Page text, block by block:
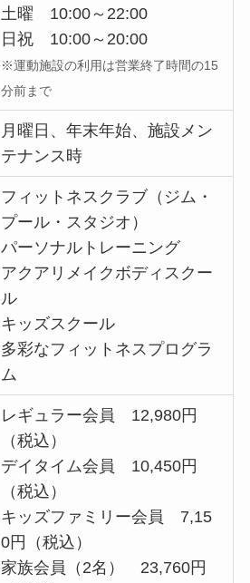
土曜 10:00～22:00
日祝 10:00～20:00
※運動施設の利用は営業終了時間の15
分前まで
月曜日、年末年始、施設メン
テナンス時
フィットネスクラブ（ジム・
プール・スタジオ）
パーソナルトレーニング
アクアリメイクボディスクー
ル
キッズスクール
多彩なフィットネスプログラ
ム
レギュラー会員 12,980円
（税込）
デイタイム会員 10,450円
（税込）
キッズファミリー会員 7,15
0円（税込）
家族会員（2名） 23,760円